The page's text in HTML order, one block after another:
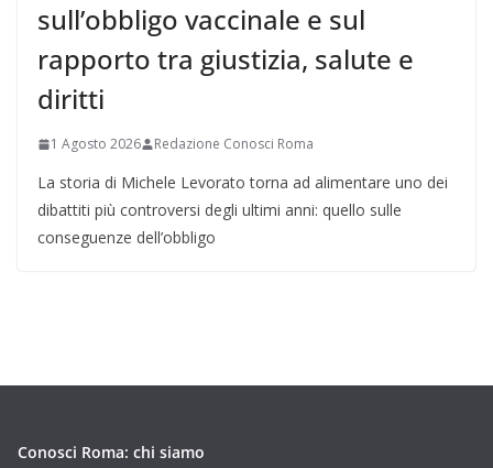
sull’obbligo vaccinale e sul
rapporto tra giustizia, salute e
diritti
1 Agosto 2026 Redazione Conosci Roma
La storia di Michele Levorato torna ad alimentare uno dei
dibattiti più controversi degli ultimi anni: quello sulle
conseguenze dell’obbligo
Conosci Roma: chi siamo